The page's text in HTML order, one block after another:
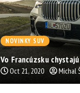
NOVINKY SUV
Vo Francúzsku
Oct 21, 2020 Michal